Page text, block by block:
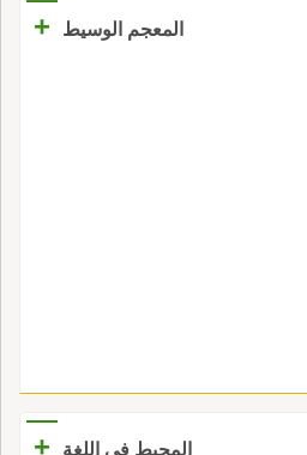
المعجم الوسيط +
المحيط في اللغة
+